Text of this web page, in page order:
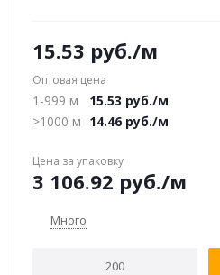
15.53 руб./м
Оптовая цена
1-999 м 15.53 руб./м
>1000 м 14.46 руб./м
Цена за упаковку
3 106.92 руб./м
Много